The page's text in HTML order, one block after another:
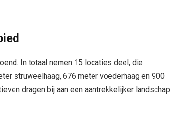
In totaal nemen 15 locaties deel, die
struweelhaag, 676 meter voederhaag en 900
dragen bij aan een aantrekkelijker landschap